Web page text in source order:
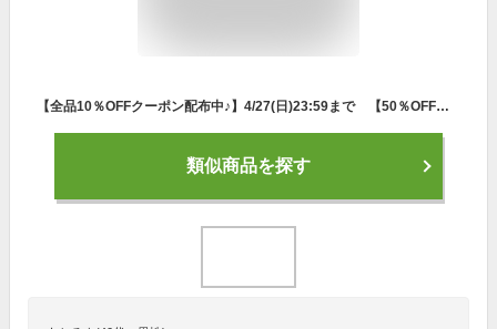
【全品10％OFFクーポン配布中♪】4/27(日)23:59まで 【50％OFF】フィラ レディース 撥水 ロゴ刺繍 配色切替 ストレッチ 9分丈 パンツ 754-300 ゴルフウェア [2024年春夏モデル] 特価
類似商品を探す